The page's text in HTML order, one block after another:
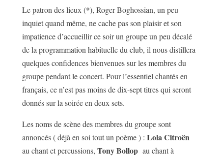
Le patron des lieux (*), Roger Boghossian, un peu
inquiet quand même, ne cache pas son plaisir et son
impatience d’accueillir ce soir un groupe un peu décalé
de la programmation habituelle du club, il nous distillera
quelques confidences bienvenues sur les membres du
groupe pendant le concert. Pour l’essentiel chantés en
français, ce n’est pas moins de dix-sept titres qui seront
donnés sur la soirée en deux sets.
Les noms de scène des membres du groupe sont
annoncés ( déjà en soi tout un poème ) : Lola Citroën
au chant et percussions, Tony Bollopau chant à